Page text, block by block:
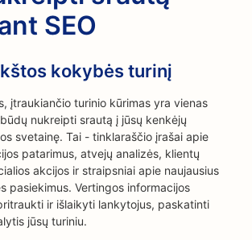
SEO
kokybės turinį
įtraukiančio turinio kūrimas yra vienas
nukreipti srautą į jūsų kenkėjų
svetainę. Tai - tinklaraščio įrašai apie
patarimus, atvejų analizės, klientų
akcijos ir straipsniai apie naujausius
pasiekimus. Vertingos informacijos
ir išlaikyti lankytojus, paskatinti
jūsų turiniu.